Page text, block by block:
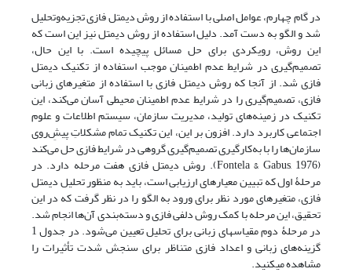
در گام چهارم، عوامل اصلی با استفاده از روش دیمتل فازی تجزیه‌وتحلیل
شد و الگو به دست آمد. دلیل استفاده از روش دیمتل نیز این است که
این روش، رویکردی برای حل مسائل پیچیده است. با این حال،
تصمیم‌گیری در شرایط عدم اطمینان موجب استفاده از تکنیک دیمتل
فازی شد. از آنجا که روش دیمتل فازی با استفاده از متغیرهای زبانی
فازی، تصمیم‌گیری را در شرایط عدم اطمینان محیطی آسان می‌کند، این
تکنیک در زمینه‌های تولید، مدیریت سازمان، سیستم اطلاعات و علوم
اجتماعی کاربرد دارد. افزون بر این، این تکنیک تمام مشکلاتِ پیشِ‌روی
سازمان‌ها را با به‌کارگیری تصمیم‌گیری گروهی در شرایط فازی حل می‌کند
(Fontela & Gabus, 1976). روش دیمتل فازی هفت مرحله دارد. در
مرحلۀ اول که تبیین معیارهای ارزیابی است، باید به منظور تحلیل دیمتل
فازی، متغیرهای مورد نظر برای ورود به الگو را در نظر گرفت که در این
تحقیق، این مرحله با کمک روش دلفی فازی و دسته‌بندی آن‌ها انجام شد.
در مرحلۀ دوم مقیاس‎های زبانی برای تحلیل تعیین می‌شود. در جدول 1
گزینه‌های زبانی و اعداد فازی متناظر برای سنجش شدت تأثیرات را
مشاهده می‎کنید.